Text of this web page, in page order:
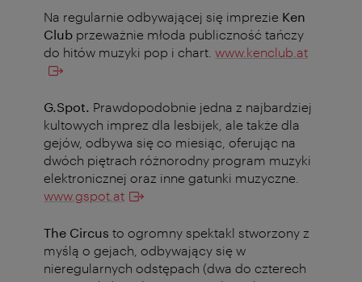
Na regularnie odbywającej się imprezie Ken
Club przeważnie młoda publiczność tańczy
do hitów muzyki pop i chart. www.kenclub.at
G.Spot. Prawdopodobnie jedna z najbardziej
kultowych imprez dla lesbijek, ale także dla
gejów, odbywa się co miesiąc, oferując na
dwóch piętrach różnorodny program muzyki
elektronicznej oraz inne gatunki muzyczne.
www.gspot.at
The Circus to ogromny spektakl stworzony z
myślą o gejach, odbywający się w
nieregularnych odstępach (dwa do czterech